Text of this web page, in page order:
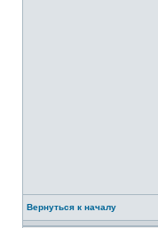
Вернуться к началу